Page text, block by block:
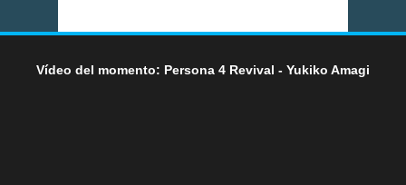
Vídeo del momento: Persona 4 Revival - Yukiko Amagi